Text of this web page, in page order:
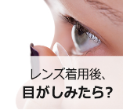
カラー
ブラウン
グレー
ヘーゼル